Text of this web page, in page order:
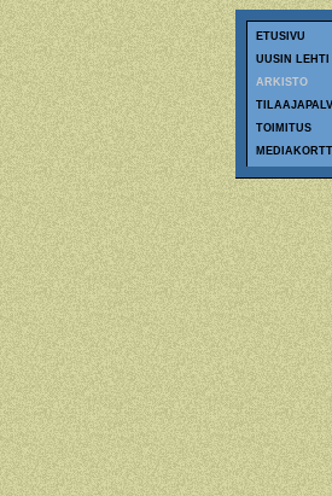
ETUSIVU
UUSIN LEHTI
ARKISTO
TOIMITUS
MEDIAKORTTI